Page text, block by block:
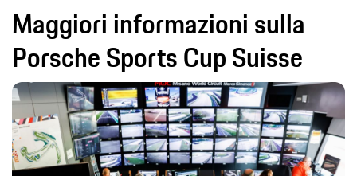
Maggiori informazioni sulla
Porsche Sports Cup Suisse